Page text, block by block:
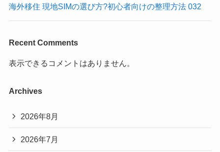
海外移住 現地SIMの選び方?初心者向けの整理方法 032
Recent Comments
表示できるコメントはありません。
Archives
2026年8月
2026年7月